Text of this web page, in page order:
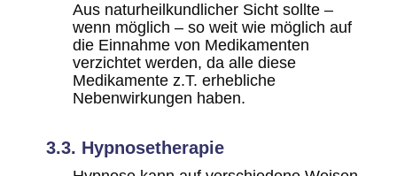
Aus naturheilkundlicher Sicht sollte –
wenn möglich – so weit wie möglich auf
die Einnahme von Medikamenten
verzichtet werden, da alle diese
Medikamente z.T. erhebliche
Nebenwirkungen haben.
3.3. Hypnosetherapie